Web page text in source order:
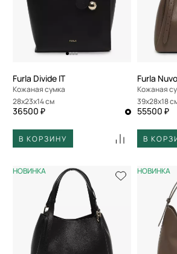
Furla Divide IT
Кожаная сумка
28x23x14 см
36500 ₽
В КОРЗИНУ
Furla
Кожаная
39x28x18
55500 ₽
В
НОВИНКА НОВИНКА